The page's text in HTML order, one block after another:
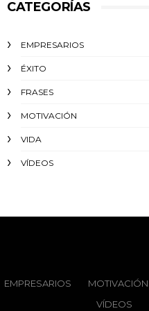
CATEGORÍAS
EMPRESARIOS
ÉXITO‬
FRASES
MOTIVACIÓN
VIDA
VÍDEOS
EMPRESARIOS MOTIVACIÓN
VÍDEOS